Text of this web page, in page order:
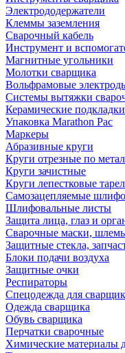
Электрододержатели
Клеммы заземления
Сварочный кабель
Инструмент и
Магнитные угольники
Молотки сварщика
Вольфрамовые
Системы вытяжки
Керамические подкладки
Упаковка Marathon Pac
Маркеры
Абразивные круги
Круги отрезные по
Круги зачистные
Круги лепестковые
Самозацепляемые
Шлифовальные листы
Защита лица, глаз и
Сварочные маски,
Защитные стекла,
Блоки подачи воздуха
Защитные очки
Респираторы
Спецодежда для
Одежда сварщика
Обувь сварщика
Перчатки сварочные
Химические материалы